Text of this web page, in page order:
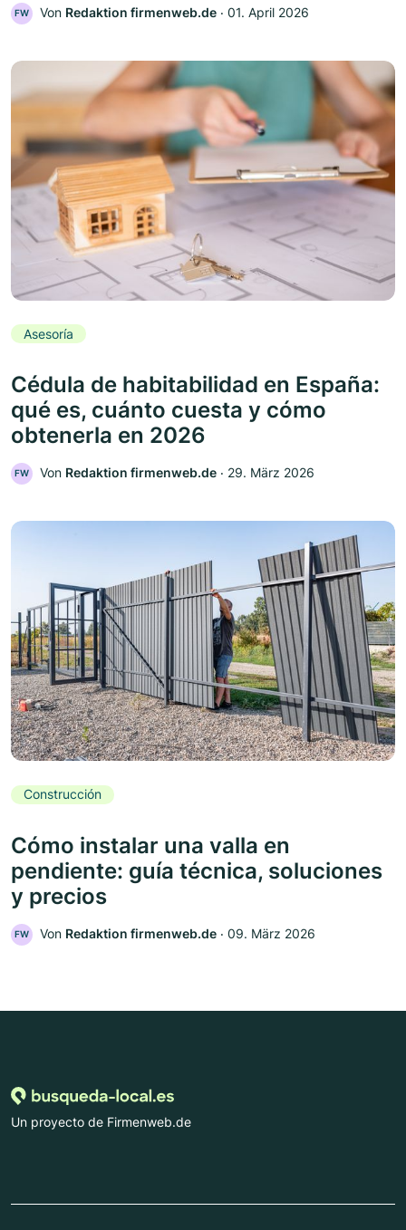
FW Von Redaktion firmenweb.de ‧ 01. April 2026
Asesoría
Cédula de habitabilidad en España:
qué es, cuánto cuesta y cómo
obtenerla en 2026
FW Von Redaktion firmenweb.de ‧ 29. März 2026
Construcción
Cómo instalar una valla en
pendiente: guía técnica, soluciones
y precios
FW Von Redaktion firmenweb.de ‧ 09. März 2026
Un proyecto de Firmenweb.de